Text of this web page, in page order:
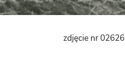
zdjęcie nr 02626